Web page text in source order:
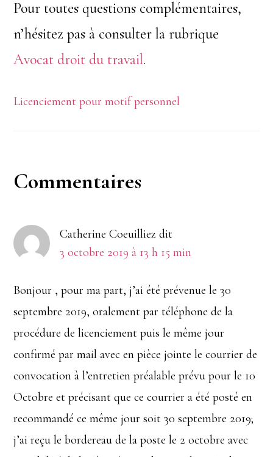
Pour toutes questions complémentaires,
n’hésitez pas à consulter la rubrique
Avocat droit du travail.
Licenciement pour motif personnel
Interactions
lecteur
Commentaires
Catherine Coeuilliez dit
3 octobre 2019 à 13 h 15 min
Bonjour , pour ma part, j’ai été prévenue le 30
septembre 2019, oralement par téléphone de la
procédure de licenciement puis le même jour
confirmé par mail avec en pièce jointe le courrier de
convocation à l’entretien préalable prévu pour le 10
Octobre et précisant que ce courrier a été posté en
recommandé ce même jour soit 30 septembre 2019;
j’ai reçu le bordereau de la poste le 2 octobre avec